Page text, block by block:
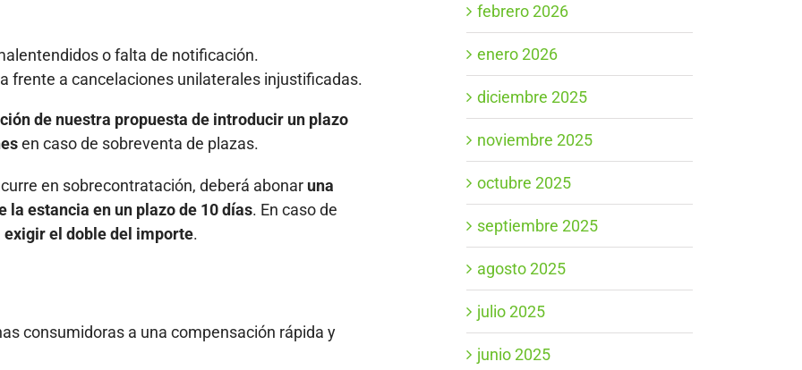
o falta de notificación.
frente a cancelaciones unilaterales injustificadas.
de nuestra propuesta de introducir un plazo
en caso de sobreventa de plazas.
en sobrecontratación, deberá abonar una
la estancia en un plazo de 10 días. En caso de
exigir el doble del importe.
consumidoras a una compensación rápida y
febrero 2026
enero 2026
diciembre 2025
noviembre 2025
octubre 2025
septiembre 2025
agosto 2025
julio 2025
junio 2025